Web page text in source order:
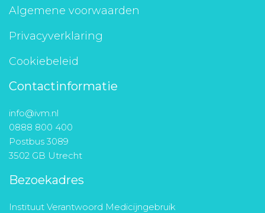
Algemene voorwaarden
Privacyverklaring
Cookiebeleid
Contactinformatie
info@ivm.nl
0888 800 400
Postbus 3089
3502 GB Utrecht
Bezoekadres
Instituut Verantwoord Medicijngebruik